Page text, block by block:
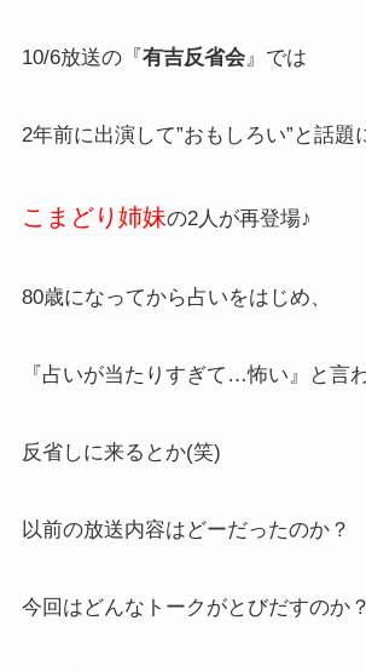
10/6放送の『有吉反省会』では
2年前に出演して”おもしろい”と話題
こまどり姉妹の2人が再登場♪
80歳になってから占いをはじめ、
『占いが当たりすぎて…怖い』と言
反省しに来るとか(笑)
以前の放送内容はどーだったのか？
今回はどんなトークがとびだすのか？